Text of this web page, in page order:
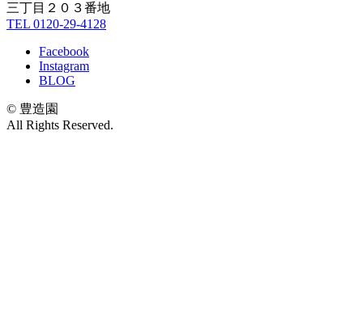
三丁目２０３番地
TEL 0120-29-4128
Facebook
Instagram
BLOG
© 豊造園
All Rights Reserved.